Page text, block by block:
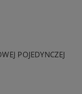
POJEDYNCZEJ